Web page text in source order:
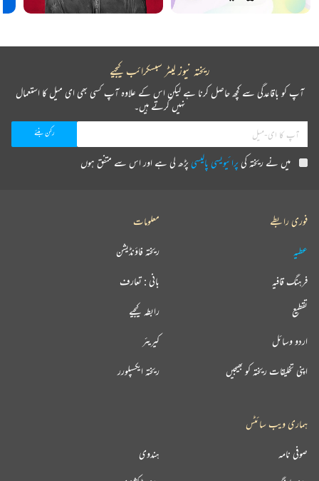
ریختہ نیوز لیٹر سبسکرائب کیجیے
آپ کو باقاعدگی سے کچھ حاصل کرنا ہے لیکن اس کے علاوہ آپ کسی بھی ای میل کا استعمال
نہیں کرتے ہیں۔
میں نے ریختہ کیپرائیویسی پالیسیپڑھ لی ہے اور اس سے متفق ہوں
فوری رابطے
عطیہ
فرہنگ قافیہ
تقطیع
اردو وسائل
اپنی تخلیقات ریختہ کو بھیجیں
معلومات
ریختہ فاؤنڈیشن
بانی : تعارف
رابطہ کیجیے
کیریئر
ریختہ ایکسپلورر
ہماری ویب سائٹس
ہندوی صوفی نامہ